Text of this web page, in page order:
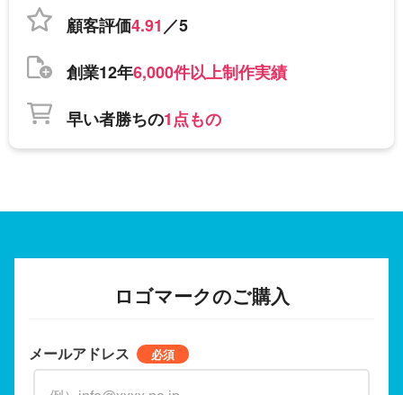
顧客評価4.91／5
創業12年6,000件以上制作実績
早い者勝ちの1点もの
ロゴマークのご購入
メールアドレス